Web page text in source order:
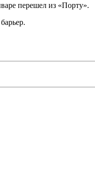
перешел из «Порту».